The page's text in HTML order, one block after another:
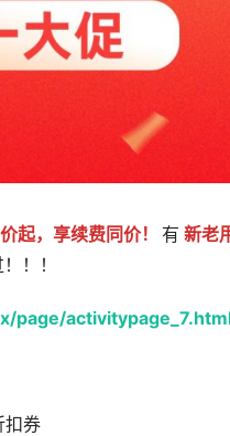
起，享续费同价！ 有 新老
！！
page/
扣券